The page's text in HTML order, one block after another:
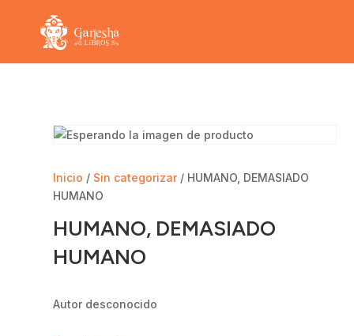
Inicio / Sin categorizar/ HUMANO, DEMASIADO
HUMANO
HUMANO, DEMASIADO
HUMANO
Autor desconocido